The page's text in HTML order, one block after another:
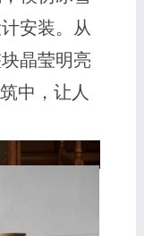
安装。从
晶莹明亮
中，让人